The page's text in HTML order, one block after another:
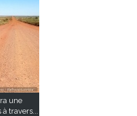
une
travers...